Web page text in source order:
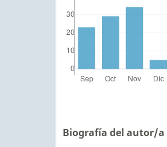
Biografía del autor/a